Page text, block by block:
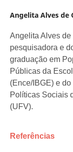
Angelita Alves de
Angelita Alves
pesquisadora e
graduação em
Públicas da
(Ence/IBGE) e
Políticas Sociais
(UFV).
Referências